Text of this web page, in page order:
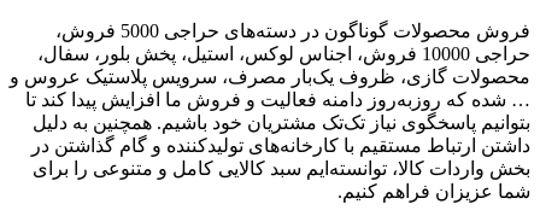
فروش محصولات گوناگون در دسته‌های حراجی 5000 فروش،
حراجی 10000 فروش، اجناس لوکس، استیل، پخش بلور، سفال،
محصولات گازی، ظروف یک‌بار مصرف، سرویس پلاستیک عروس و
… شده که روزبه‌روز دامنه فعالیت و فروش ما افزایش پیدا کند تا
بتوانیم پاسخگوی نیاز تک‌تک مشتریان خود باشیم. همچنین به دلیل
داشتن ارتباط مستقیم با کارخانه‌های تولیدکننده و گام گذاشتن در
بخش واردات کالا، توانسته‌ایم سبد کالایی کامل و متنوعی را برای
شما عزیزان فراهم کنیم.